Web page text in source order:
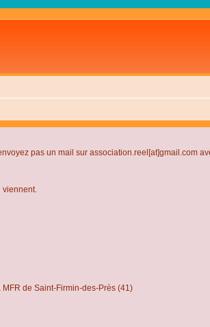
pas un mail sur association.reel[at]gmail.com
de Saint-Firmin-des-Près (41)